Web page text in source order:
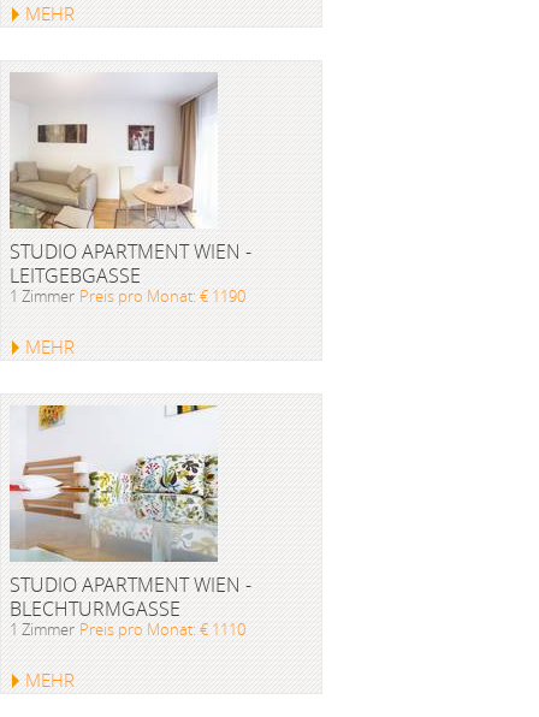
MEHR
STUDIO APARTMENT WIEN -
LEITGEBGASSE
1 Zimmer Preis pro Monat: € 1190
MEHR
STUDIO APARTMENT WIEN -
BLECHTURMGASSE
1 Zimmer Preis pro Monat: € 1110
MEHR